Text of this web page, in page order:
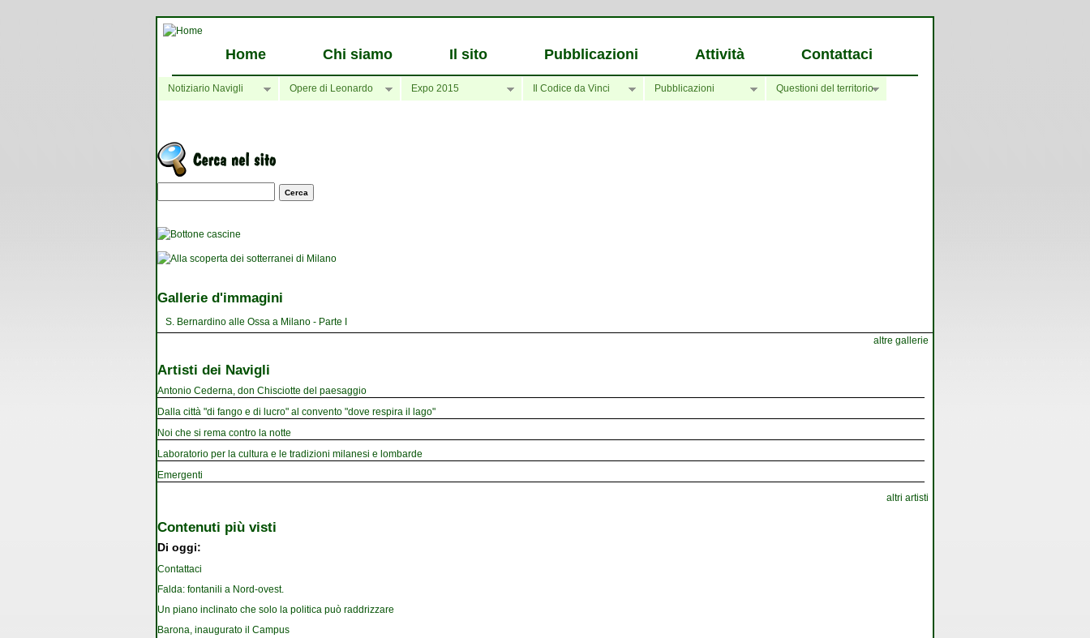
Home Chi siamo Il sito Pubblicazioni Attività Contattaci
Notiziario Navigli Opere di Leonardo Expo 2015 Il Codice da Vinci Pubblicazioni Questioni del territorio
Maschera di ricerca
Gallerie d'immagini
S. Bernardino alle Ossa a Milano - Parte I
altre gallerie
Artisti dei Navigli
Antonio Cederna, don Chisciotte del paesaggio
Dalla città "di fango e di lucro" al convento "dove respira il lago"
Noi che si rema contro la notte
Laboratorio per la cultura e le tradizioni milanesi e lombarde
Emergenti
altri artisti
Contenuti più visti
Di oggi:
Contattaci
Falda: fontanili a Nord-ovest.
Un piano inclinato che solo la politica può raddrizzare
Barona, inaugurato il Campus